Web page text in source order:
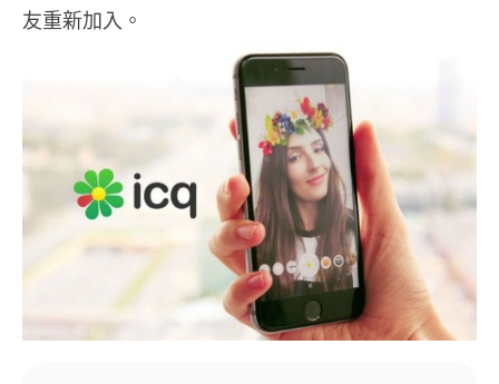
友重新加入。